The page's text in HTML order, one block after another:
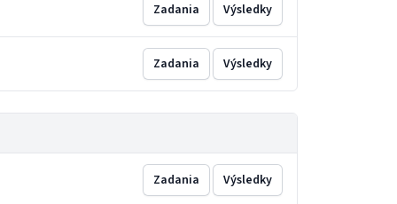
Zadania Výsledky
Zadania Výsledky
Zadania Výsledky